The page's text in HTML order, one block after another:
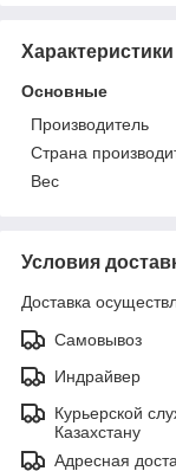
Характеристики
Основные
Производитель
Страна
Вес
Условия
Доставка
Самовывоз
Индрайвер
Курьерской
Казахстану
Адресная